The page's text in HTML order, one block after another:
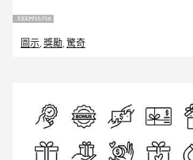
圖示 獎勵 驚奇